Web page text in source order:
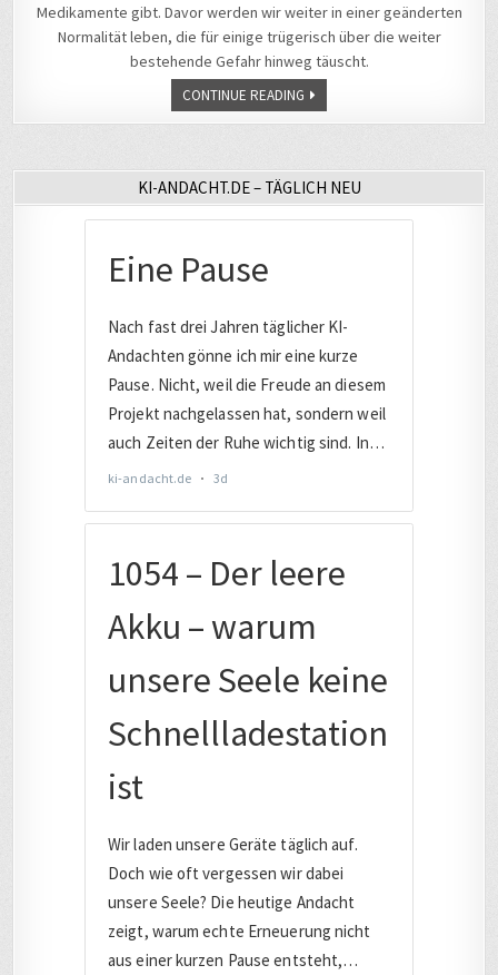
Medikamente gibt. Davor werden wir weiter in einer geänderten
Normalität leben, die für einige trügerisch über die weiter
bestehende Gefahr hinweg täuscht.
CONTINUE READING
KI-ANDACHT.DE – TÄGLICH NEU